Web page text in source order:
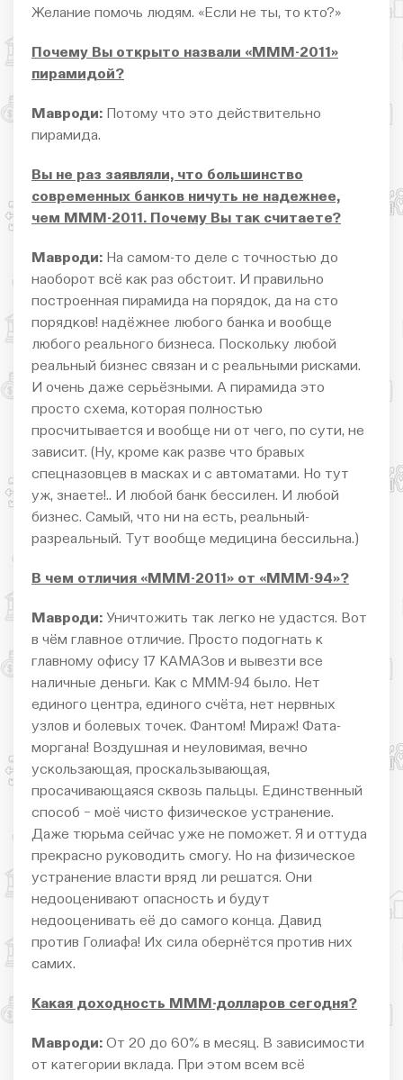
Желание помочь людям. «Если не ты, то кто?»
Почему Вы открыто назвали «МММ-2011»
пирамидой?
Мавроди:
Потому что это действительно
пирамида.
Вы не раз заявляли, что большинство
современных банков ничуть не надежнее,
чем МММ-2011. Почему Вы так считаете?
Мавроди: На самом-то деле с точностью до
наоборот всё как раз обстоит. И правильно
построенная пирамида на порядок, да на сто
порядков! надёжнее любого банка и вообще
любого реального бизнеса. Поскольку любой
реальный бизнес связан и с реальными рисками.
И очень даже серьёзными. А пирамида это
просто схема, которая полностью
просчитывается и вообще ни от чего, по сути, не
зависит. (Ну, кроме как разве что бравых
спецназовцев в масках и с автоматами. Но тут
уж, знаете!.. И любой банк бессилен. И любой
бизнес. Самый, что ни на есть, реальный-
разреальный. Тут вообще медицина бессильна.)
В чем отличия «МММ-2011» от «МММ-94»?
Мавроди: Уничтожить так легко не удастся. Вот
в чём главное отличие. Просто подогнать к
главному офису 17 КАМАЗов и вывезти все
наличные деньги. Как с МММ-94 было. Нет
единого центра, единого счёта, нет нервных
узлов и болевых точек. Фантом! Мираж! Фата-
моргана! Воздушная и неуловимая, вечно
ускользающая, проскальзывающая,
просачивающаяся сквозь пальцы. Единственный
способ − моё чисто физическое устранение.
Даже тюрьма сейчас уже не поможет. Я и оттуда
прекрасно руководить смогу. Но на физическое
устранение власти вряд ли решатся. Они
недооценивают опасность и будут
недооценивать её до самого конца. Давид
против Голиафа! Их сила обернётся против них
самих.
Какая доходность МММ-долларов сегодня?
Мавроди: От 20 до 60% в месяц. В зависимости
от категории вклада. При этом всем всё